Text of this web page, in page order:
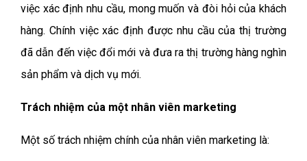
việc xác định nhu cầu, mong muốn và đòi hỏi của khách
hàng. Chính việc xác định được nhu cầu của thị trường
đã dẫn đến việc đổi mới và đưa ra thị trường hàng nghìn
sản phẩm và dịch vụ mới.
Trách nhiệm của một nhân viên marketing
Một số trách nhiệm chính của nhân viên marketing là: